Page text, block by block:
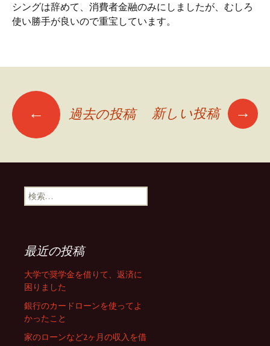
シングは辞めて、消費者金融のみにしましたが、むしろ
使い勝手が良いので重宝しています。
投
稿
ナ
ビ
ゲ
ー
← 過去の投稿 新しい投稿 →
検
索
最近の投稿
大学で奨学金を借りて、返済に
困りました
銀行のカードローンを使ってよ
かったこと
家のローンなど2ヶ月の収入を借